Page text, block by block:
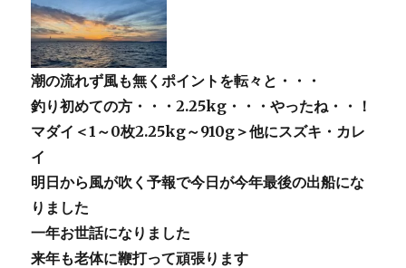
潮の流れず風も無くポイントを転々と・・・
釣り初めての方・・・2.25kg・・・やったね・・！
マダイ＜1～0枚2.25kg～910g＞他にスズキ・カレ
イ
明日から風が吹く予報で今日が今年最後の出船にな
りました
一年お世話になりました
来年も老体に鞭打って頑張ります